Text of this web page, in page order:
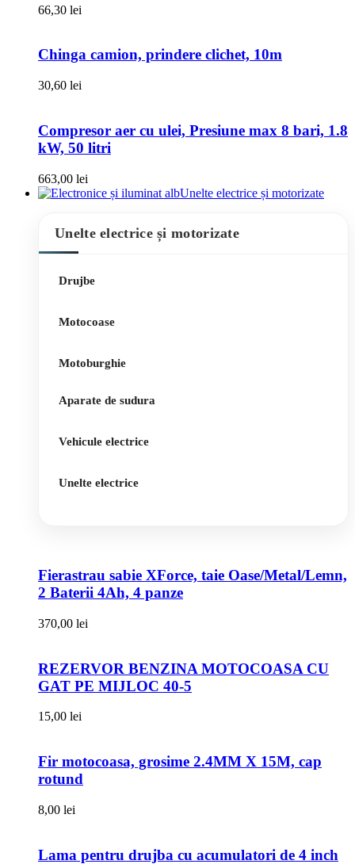
66,30 lei
Chinga camion, prindere clichet, 10m
30,60 lei
Compresor aer cu ulei, Presiune max 8 bari, 1.8
kW, 50 litri
663,00 lei
Unelte electrice și motorizate
Unelte electrice și motorizate
Drujbe
Motocoase
Motoburghie
Aparate de sudura
Vehicule electrice
Unelte electrice
Fierastrau sabie XForce, taie Oase/Metal/Lemn,
2 Baterii 4Ah, 4 panze
370,00 lei
REZERVOR BENZINA MOTOCOASA CU
GAT PE MIJLOC 40-5
15,00 lei
Fir motocoasa, grosime 2.4MM X 15M, cap
rotund
8,00 lei
Lama pentru drujba cu acumulatori de 4 inch